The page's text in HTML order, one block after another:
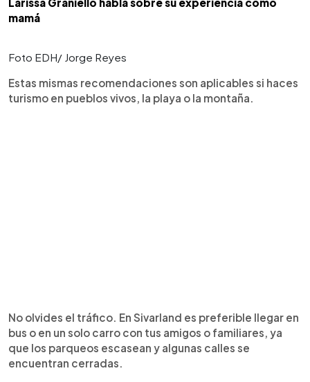
mamá
Foto EDH/ Jorge Reyes
Estas mismas recomendaciones son aplicables si haces
turismo en pueblos vivos, la playa o la montaña.
No olvides el tráfico. En Sivarland es preferible llegar en
bus o en un solo carro con tus amigos o familiares, ya
que los parqueos escasean y algunas calles se
encuentran cerradas.